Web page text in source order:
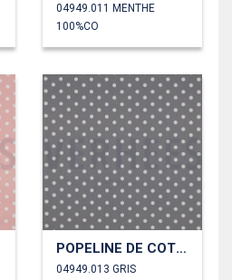
04949.011 MENTHE
100%CO
POPELINE DE COTON POINTS
04949.013 GRIS